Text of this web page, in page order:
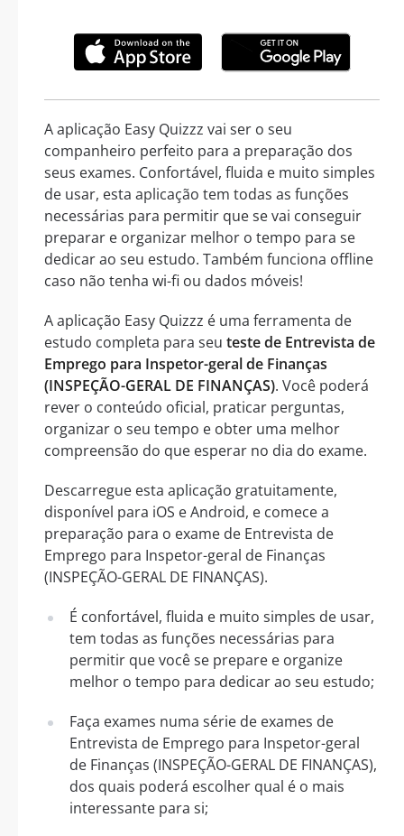
A aplicação Easy Quizzz vai ser o seu
companheiro perfeito para a preparação dos
seus exames. Confortável, fluida e muito simples
de usar, esta aplicação tem todas as funções
necessárias para permitir que se vai conseguir
preparar e organizar melhor o tempo para se
dedicar ao seu estudo. Também funciona offline
caso não tenha wi-fi ou dados móveis!
A aplicação Easy Quizzz é uma ferramenta de
estudo completa para seu teste de Entrevista de
Emprego para Inspetor-geral de Finanças
(INSPEÇÃO-GERAL DE FINANÇAS). Você poderá
rever o conteúdo oficial, praticar perguntas,
organizar o seu tempo e obter uma melhor
compreensão do que esperar no dia do exame.
Descarregue esta aplicação gratuitamente,
disponível para iOS e Android, e comece a
preparação para o exame de Entrevista de
Emprego para Inspetor-geral de Finanças
(INSPEÇÃO-GERAL DE FINANÇAS).
É confortável, fluida e muito simples de usar,
tem todas as funções necessárias para
permitir que você se prepare e organize
melhor o tempo para dedicar ao seu estudo;
Faça exames numa série de exames de
Entrevista de Emprego para Inspetor-geral
de Finanças (INSPEÇÃO-GERAL DE FINANÇAS),
dos quais poderá escolher qual é o mais
interessante para si;